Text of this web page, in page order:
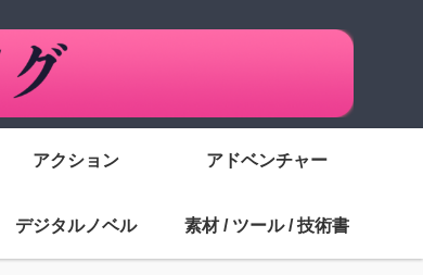
アクション アドベンチャー
デジタルノベル 素材 / ツール / 技術書